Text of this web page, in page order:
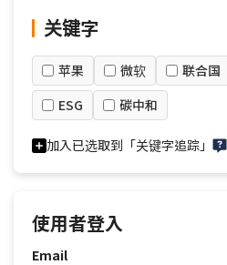
关键字
苹果 微软 联合国
ESG
碳中和
加入已选取到「关键字追踪」
使用者登入
Email